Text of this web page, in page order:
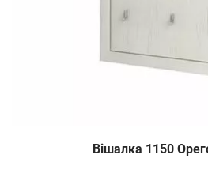
Вішалка 1150